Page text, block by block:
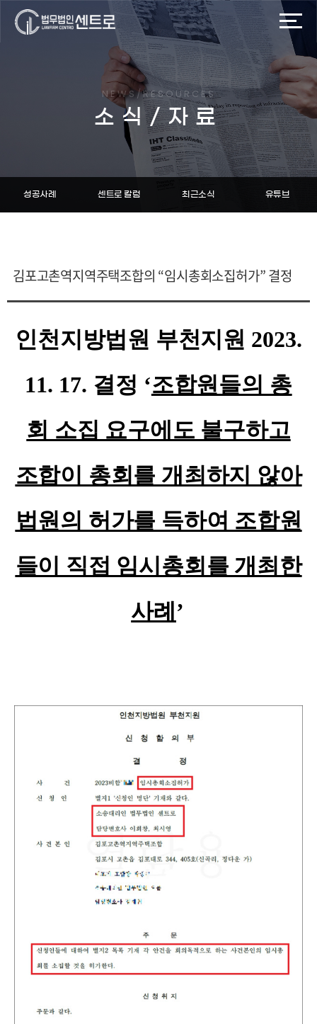
NEWS/RESOURCES
소식/자료
성공사례 센트로 칼럼 최근소식 유튜브
김포고촌역지역주택조합의 “임시총회소집허가” 결정
인천지방법원 부천지원 2023.
11. 17. 결정 ‘조합원들의 총
회 소집 요구에도 불구하고
조합이 총회를 개최하지 않아
법원의 허가를 득하여 조합원
들이 직접 임시총회를 개최한
사례’